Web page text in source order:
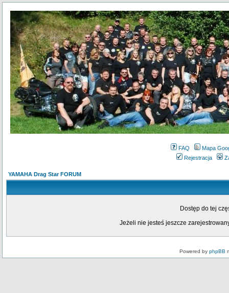
FAQ
Mapa
Rejestracja
YAMAHA Drag Star FORUM
Dostęp do tej
Jeżeli nie jesteś jeszcze
Powered by phpBB